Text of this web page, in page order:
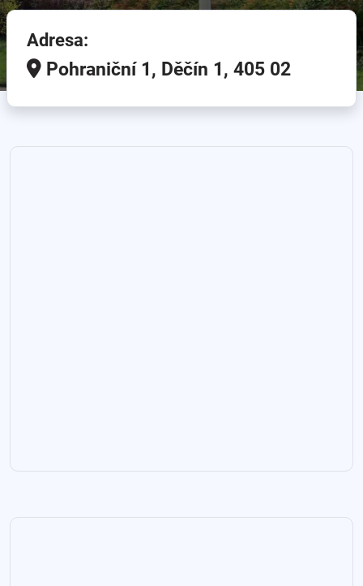
Adresa:
Pohraniční 1, Děčín 1, 405 02